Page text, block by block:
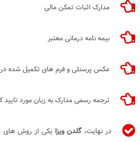
مدارک اثبات تمکن مالی
بیمه نامه درمانی معتبر
عکس پرسنلی و فرم های تکمیل شده
ترجمه رسمی مدارک به زبان مورد
در نهایت،گلدن ویزا یکی از روش های